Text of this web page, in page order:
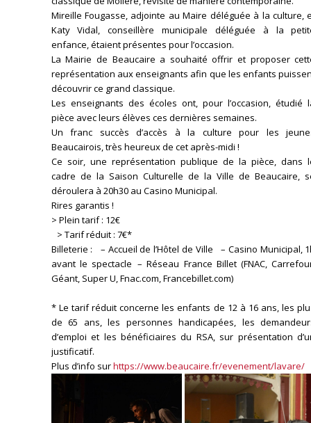
Mireille Fougasse, adjointe au Maire déléguée à la culture,
Katy Vidal, conseillère municipale déléguée à la
enfance, étaient présentes pour l’occasion.
La Mairie de Beaucaire a souhaité offrir et proposer
représentation aux enseignants afin que les enfants
découvrir ce grand classique.
Les enseignants des écoles ont, pour l’occasion, étudié
pièce avec leurs élèves ces dernières semaines.
Un franc succès d’accès à la culture pour les
Beaucairois, très heureux de cet après-midi !
Ce soir, une représentation publique de la pièce, dans
cadre de la Saison Culturelle de la Ville de Beaucaire,
déroulera à 20h30 au Casino Municipal.
Rires garantis !
> Plein tarif : 12€
> Tarif réduit : 7€*
Billeterie : – Accueil de l’Hôtel de Ville – Casino Municipal,
avant le spectacle – Réseau France Billet (FNAC,
Géant, Super U, Fnac.com, Francebillet.com)
* Le tarif réduit concerne les enfants de 12 à 16 ans, les
de 65 ans, les personnes handicapées, les
d’emploi et les bénéficiaires du RSA, sur présentation
justificatif.
Plus d’info surhttps://www.beaucaire.fr/evenement/lavare/